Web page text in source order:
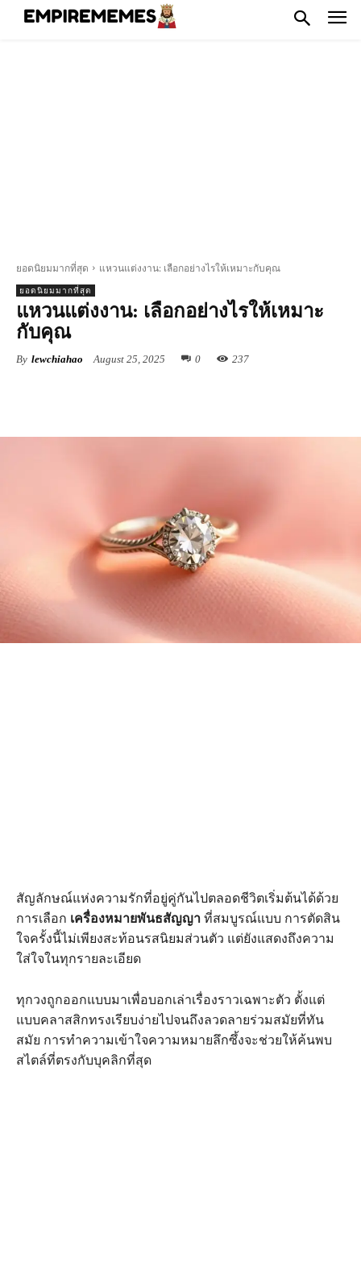
ยอดนิยมมากที่สุด แหวนแต่งงาน: เลือกอย่างไรให้เหมาะกับคุณ
ยอดนิยมมากที่สุด
แหวนแต่งงาน: เลือกอย่างไรให้เหมาะ
กับคุณ
By lewchiahao August 25, 2025 0 237
สัญลักษณ์แห่งความรักที่อยู่คู่กันไปตลอดชีวิตเริ่มต้นได้ด้วย
การเลือก เครื่องหมายพันธสัญญา ที่สมบูรณ์แบบ การตัดสิน
ใจครั้งนี้ไม่เพียงสะท้อนรสนิยมส่วนตัว แต่ยังแสดงถึงความ
ใส่ใจในทุกรายละเอียด
ทุกวงถูกออกแบบมาเพื่อบอกเล่าเรื่องราวเฉพาะตัว ตั้งแต่
แบบคลาสสิกทรงเรียบง่ายไปจนถึงลวดลายร่วมสมัยที่ทัน
สมัย การทำความเข้าใจความหมายลึกซึ้งจะช่วยให้ค้นพบ
สไตล์ที่ตรงกับบุคลิกที่สุด